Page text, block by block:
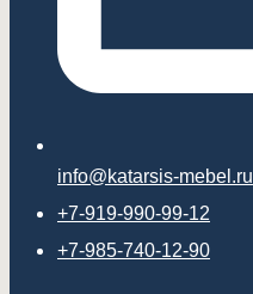
info@katarsis-mebel.ru
+7-919-990-99-12
+7-985-740-12-90